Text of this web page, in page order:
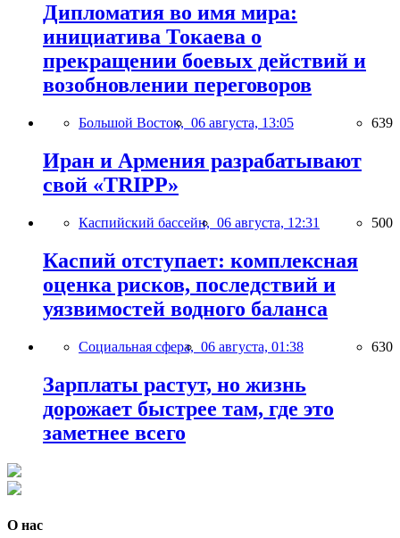
Дипломатия во имя мира:
инициатива Токаева о
прекращении боевых действий и
возобновлении переговоров
Большой Восток, 06 августа, 13:05 639
Иран и Армения разрабатывают
свой «TRIPP»
Каспийский бассейн, 06 августа, 12:31 500
Каспий отступает: комплексная
оценка рисков, последствий и
уязвимостей водного баланса
Социальная сфера, 06 августа, 01:38 630
Зарплаты растут, но жизнь
дорожает быстрее там, где это
заметнее всего
О нас